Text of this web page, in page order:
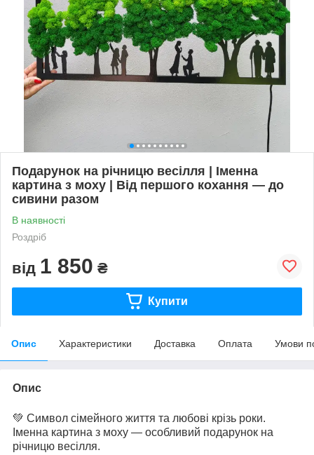
Подарунок на річницю весілля | Іменна
картина з моху | Від першого кохання — до
сивини разом
В наявності
Роздріб
від 1 850 ₴
Купити
Опис Характеристики Доставка Оплата Умови
Опис
💚 Символ сімейного життя та любові крізь роки.
Іменна картина з моху — особливий подарунок на
річницю весілля.